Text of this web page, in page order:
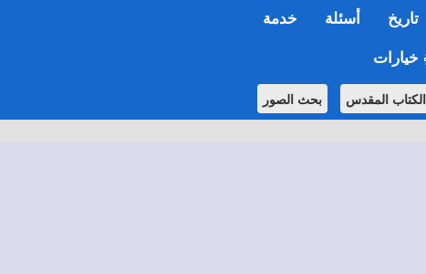
تاريخ أسئلة خدمة
خيارات
المقدس بحث الصور